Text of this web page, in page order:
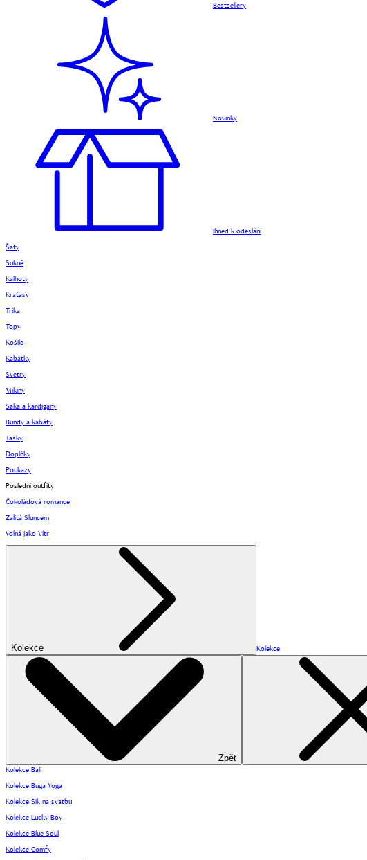
Bestsellery
Novinky
Ihned k odeslání
Šaty
Sukně
Kalhoty
Kraťasy
Trika
Topy
Košile
Kabátky
Svetry
Mikiny
Saka a kardigany
Bundy a kabáty
Tašky
Doplňky
Poukazy
Poslední outfity
Čokoládová romance
Zalitá Sluncem
Volná jako Vítr
Kolekce Kolekce
Zpět
Kolekce Bali
Kolekce Buga Yoga
Kolekce Šik na svatbu
Kolekce Lucky Boy
Kolekce Blue Soul
Kolekce Comfy